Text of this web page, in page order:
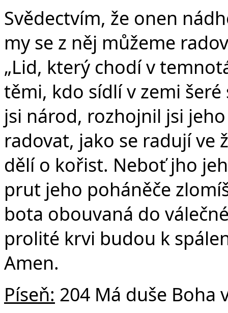
Svědectvím, že onen
my se z něj můžeme
„Lid, který chodí v
těmi, kdo sídlí v zemi
jsi národ, rozhojnil jsi
radovat, jako se radují ve
dělí o kořist. Neboť jho
prut jeho poháněče
bota obouvaná do
prolité krvi budou k
Amen.
Píseň: 204 Má duše Boha